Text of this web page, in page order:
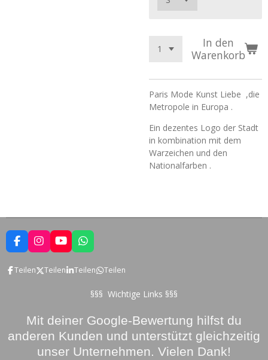
In den
Warenkorb
Paris Mode Kunst Liebe ,die
Metropole in Europa .
Ein dezentes Logo der Stadt
in kombination mit dem
Warzeichen und den
Nationalfarben .
F
a
e
I
n
t
m
Y
o
T
W
h
a
t
Teilen Teilen Teilen Teilen
§§§ Wichtige Links §§§
Mit deiner Google-Bewertung hilfst du
anderen Kunden und unterstützt gleichzeitig
unser Unternehmen. Vielen Dank!